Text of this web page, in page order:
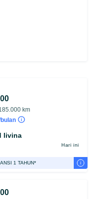
km
livina
Hari ini
1 TAHUN* i